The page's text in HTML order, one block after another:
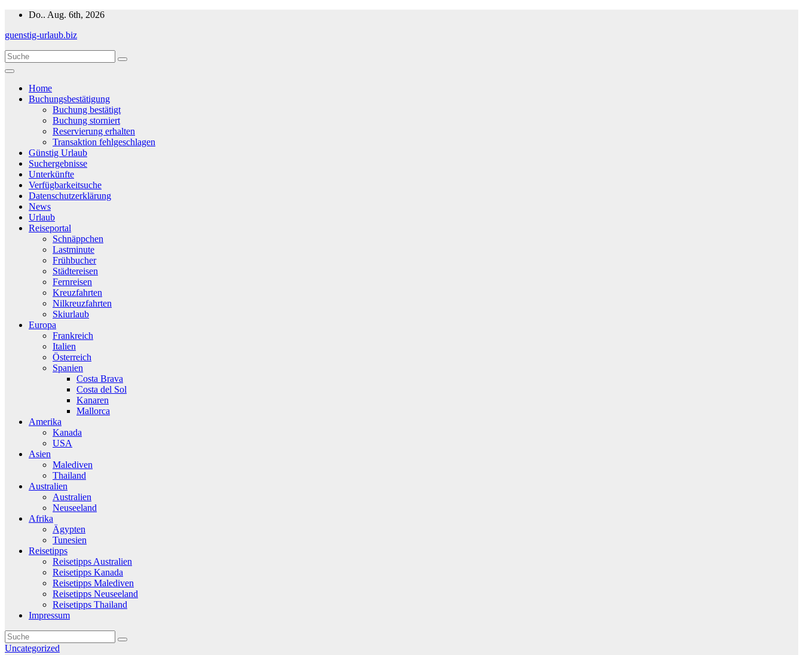
Zum
springen
Do.. Aug. 6th, 2026
guenstig-urlaub.biz
Home
Buchungsbestätigung
Buchung bestätigt
Buchung storniert
Reservierung erhalten
Transaktion fehlgeschlagen
Günstig Urlaub
Suchergebnisse
Unterkünfte
Verfügbarkeitsuche
Datenschutzerklärung
News
Urlaub
Reiseportal
Schnäppchen
Lastminute
Frühbucher
Städtereisen
Fernreisen
Kreuzfahrten
Nilkreuzfahrten
Skiurlaub
Europa
Frankreich
Italien
Österreich
Spanien
Costa Brava
Costa del Sol
Kanaren
Mallorca
Amerika
Kanada
USA
Asien
Malediven
Thailand
Australien
Australien
Neuseeland
Afrika
Ägypten
Tunesien
Reisetipps
Reisetipps Australien
Reisetipps Kanada
Reisetipps Malediven
Reisetipps Neuseeland
Reisetipps Thailand
Impressum
Uncategorized